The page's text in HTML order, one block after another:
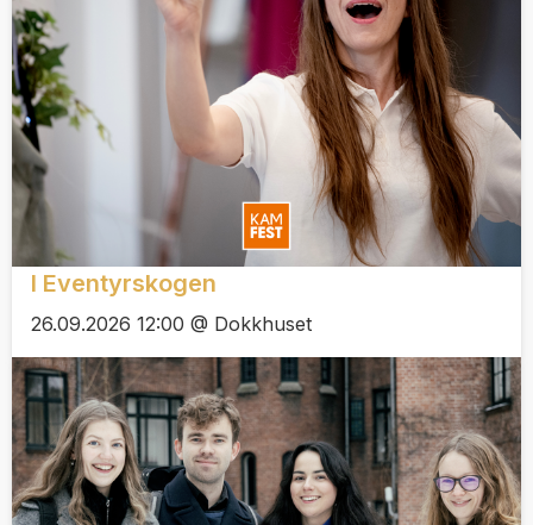
I Eventyrskogen
26.09.2026 12:00 @ Dokkhuset